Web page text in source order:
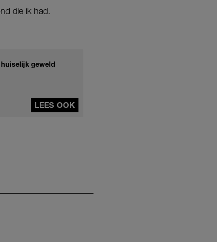
die ik had.
geweld
LEES OOK